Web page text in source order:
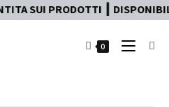
PRODOTTI ┃
0